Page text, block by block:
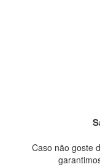
Caso não goste